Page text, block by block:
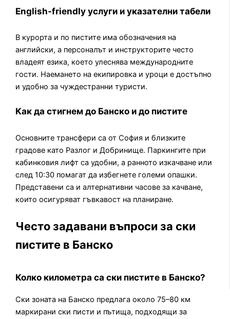
English-friendly услуги и указателни табели
В курорта и по пистите има обозначения на
английски, а персоналът и инструкторите често
владеят езика, което улеснява международните
гости. Наемането на екипировка и уроци е достъпно
и удобно за чуждестранни туристи.
Как да стигнем до Банско и до пистите
Основните трансфери са от София и близките
градове като Разлог и Добринище. Паркингите при
кабинковия лифт са удобни, а ранното изкачване или
след 10:30 помагат да избегнете големи опашки.
Представени са и алтернативни часове за качване,
които осигуряват гъвкавост на планиране.
Често задавани въпроси за ски
пистите в Банско
Колко километра са ски пистите в Банско?
Ски зоната на Банско предлага около 75–80 км
маркирани ски писти и пътища, подходящи за